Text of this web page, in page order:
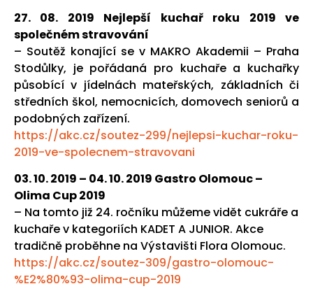
27. 08. 2019 Nejlepší kuchař roku 2019 ve
společném stravování
– Soutěž konající se v MAKRO Akademii – Praha
Stodůlky, je pořádaná pro kuchaře a kuchařky
působící v jídelnách mateřských, základních či
středních škol, nemocnicích, domovech seniorů a
podobných zařízení.
https://akc.cz/soutez-299/nejlepsi-kuchar-roku-
2019-ve-spolecnem-stravovani
03. 10. 2019 – 04. 10. 2019 Gastro Olomouc –
Olima Cup 2019
– Na tomto již 24. ročníku můžeme vidět cukráře a
kuchaře v kategoriích KADET A JUNIOR. Akce
tradičně proběhne na Výstavišti Flora Olomouc.
https://akc.cz/soutez-309/gastro-olomouc-
%E2%80%93-olima-cup-2019